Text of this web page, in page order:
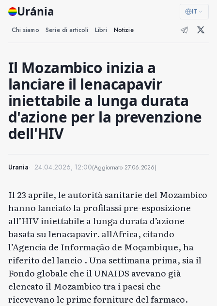
Uránia IT
Chi siamo Serie di articoli Libri Notizie
Il Mozambico inizia a
lanciare il lenacapavir
iniettabile a lunga durata
d'azione per la prevenzione
dell'HIV
Urania 24.04.2026, 12:00(Aggiornato 27.06.2026)
Il 23 aprile, le autorità sanitarie del Mozambico
hanno lanciato la profilassi pre-esposizione
all’HIV iniettabile a lunga durata d’azione
basata su lenacapavir. allAfrica, citando
l’Agencia de Informação de Moçambique, ha
riferito del lancio . Una settimana prima, sia il
Fondo globale che ilUNAIDS avevano già
elencato il Mozambico tra i paesi che
ricevevano le prime forniture del farmaco.